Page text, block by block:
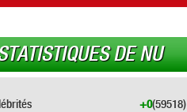
DE NU
(59518)
+0